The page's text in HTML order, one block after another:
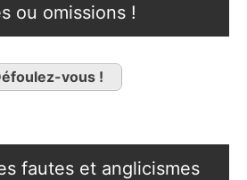
ou omissions !
vous !
fautes et anglicismes